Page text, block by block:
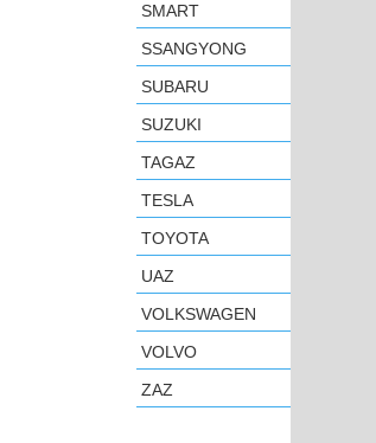
SMART
SSANGYONG
SUBARU
SUZUKI
TAGAZ
TESLA
TOYOTA
UAZ
VOLKSWAGEN
VOLVO
ZAZ